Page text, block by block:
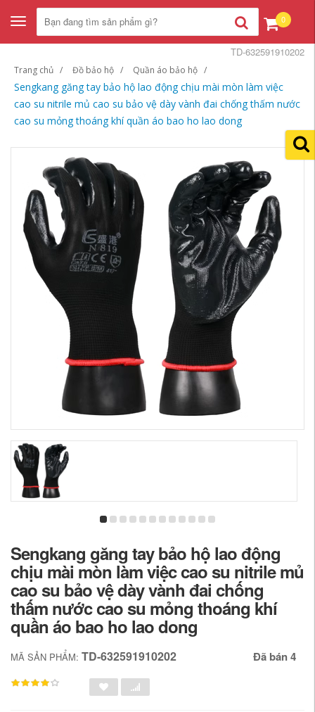
Toggle
navigation
0
Trang chủ Đồ bảo hộ Quần áo bảo hộ
Sengkang găng tay bảo hộ lao động chịu mài mòn làm việc
cao su nitrile mủ cao su bảo vệ dày vành đai chống thấm nước
cao su mỏng thoáng khí quần áo bao ho lao dong
TD-632591910202
Sengkang găng tay bảo hộ lao động
chịu mài mòn làm việc cao su nitrile mủ
cao su bảo vệ dày vành đai chống
thấm nước cao su mỏng thoáng khí
quần áo bao ho lao dong
MÃ SẢN PHẨM: TD-632591910202 Đã bán 4